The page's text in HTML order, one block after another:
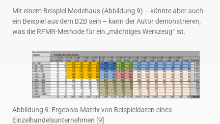
Mit einem Beispiel Modehaus (Abbildung 9) – könnte aber auch
ein Beispiel aus dem B2B sein – kann der Autor demonstrieren,
was die RFMR-Methode für ein „mächtiges Werkzeug“ ist.
Abbildung 9: Ergebnis-Matrix von Beispieldaten eines
Einzelhandelsunternehmen [9]